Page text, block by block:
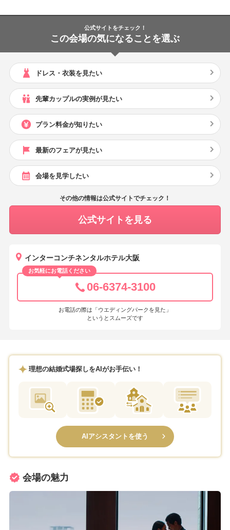
公式サイトをチェック！
この会場の気になることを選ぶ
ドレス・衣装を見たい
先輩カップルの実例が見たい
プラン料金が知りたい
最新のフェアが見たい
会場を見学したい
その他の情報は公式サイトでチェック！
公式サイトを見る
インターコンチネンタルホテル大阪
お気軽にお電話ください
06-6374-3100
お電話の際は「ウエディングパークを見た」
というとスムーズです
理想の結婚式場探しをAIがお手伝い！
AIアシスタントを使う
会場の魅力